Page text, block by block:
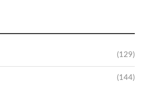
(129)
(144)